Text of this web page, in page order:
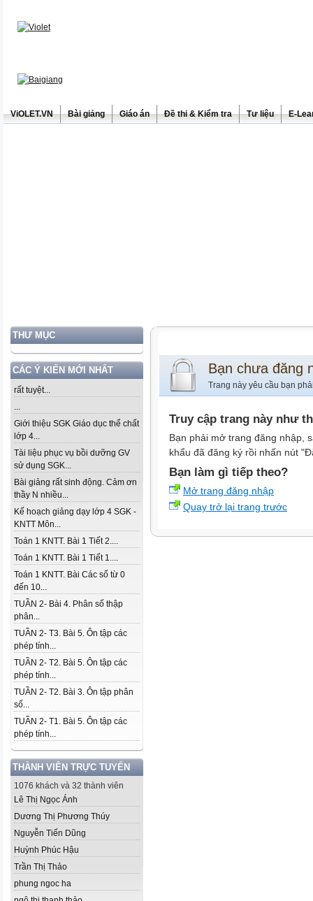
ViOLET.VN Bài giảng Giáo án Đề thi & Kiểm tra Tư liệu E-
THƯ MỤC
CÁC Ý KIẾN MỚI NHẤT
rất tuyệt...
...
Giới thiệu SGK Giáo dục thể chất
lớp 4...
Tài liệu phục vụ bồi dưỡng GV
sử dụng SGK...
Bài giảng rất sinh động. Cảm ơn
thầy N nhiều...
Kế hoạch giảng dạy lớp 4 SGK -
KNTT Môn...
Toán 1 KNTT. Bài 1 Tiết 2....
Toán 1 KNTT. Bài 1 Tiết 1....
Toán 1 KNTT. Bài Các số từ 0
đến 10...
TUẦN 2- Bài 4. Phân số thập
phân...
TUẦN 2- T3. Bài 5. Ôn tập các
phép tính...
TUẦN 2- T2. Bài 5. Ôn tập các
phép tính...
TUẦN 2- T2. Bài 3. Ôn tập phân
số...
TUẦN 2- T1. Bài 5. Ôn tập các
phép tính...
THÀNH VIÊN TRỰC TUYẾN
1076 khách và 32 thành viên
Lê Thị Ngọc Ánh
Dương Thị Phương Thúy
Nguyễn Tiến Dũng
Huỳnh Phúc Hậu
Trần Thị Thảo
phung ngoc ha
Bạn chưa đăng
Trang này yêu cầu bạn
Truy cập trang này như
Bạn phải mở trang đăng nhập,
khẩu đã đăng ký rồi nhấn nút
Bạn làm gì tiếp theo?
Mở trang đăng nhập
Quay trở lại trang trước